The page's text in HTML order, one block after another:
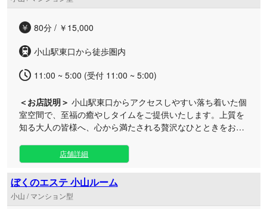
だけます。小山エリアで極上のリラクゼーション体験をぜひ
80分 / ￥15,000
小山駅東口から徒歩圏内
11:00 ~ 5:00 (受付 11:00 ~ 5:00)
＜お店説明＞ 小山駅東口からアクセスしやすい落ち着いた個
室空間で、至福の癒やしタイムをご提供いたします。上質を
知る大人の皆様へ、心から満たされる贅沢なひとときをお届
くりとリフレッシュしたい方や、自分ご褒美の時間を大切に
したい方に最適な環境を整えております。洗練されたアロマ
の香りと温もりあふれる丁寧な施術で、お体も心も深くほぐ
されていく感覚をご体感いただけます。 完全個室の静かなル
ームは、お仕事帰りの遅い時間や、お出かけの合間にふらり
店舗詳細
ぼくのエステ 小山ルーム
小山 / マンション型